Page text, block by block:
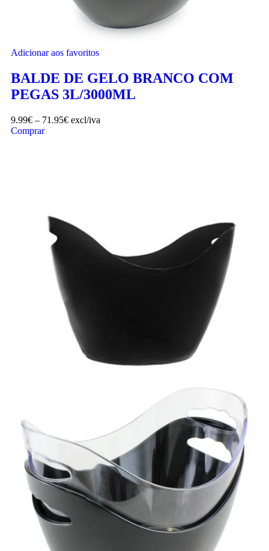
Adicionar aos favoritos
BALDE DE GELO BRANCO COM
PEGAS 3L/3000ML
9.99€ – 71.95€ excl/iva
Comprar